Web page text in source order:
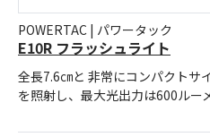
POWERTAC | パワータック
E10R フラッシュライト
全長7.6㎝と 非常にコンパクトサ
を照射し、最大光出力は600ルー